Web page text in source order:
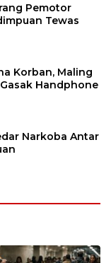
Pemotor
Tewas
Korban, Maling
Handphone
Narkoba Antar